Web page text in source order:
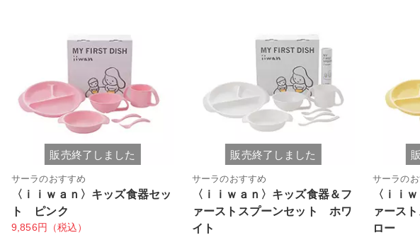
販売終了しました
サーラのおすすめ
〈ｉｉｗａｎ〉キッズ食器セッ
ト ピンク
9,856円（税込）
販売終了しました
サーラのおすすめ
〈ｉｉｗａｎ〉キッズ食器＆フ
ァーストスプーンセット ホワ
イト
サーラの
〈ｉｉ
ァース
ロー